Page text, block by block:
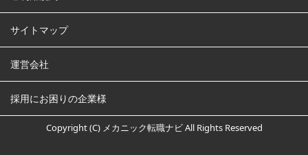
サイトマップ
運営会社
採用にお困りの企業様
Copyright (C) メカニック転職ナビ All Rights Reserved